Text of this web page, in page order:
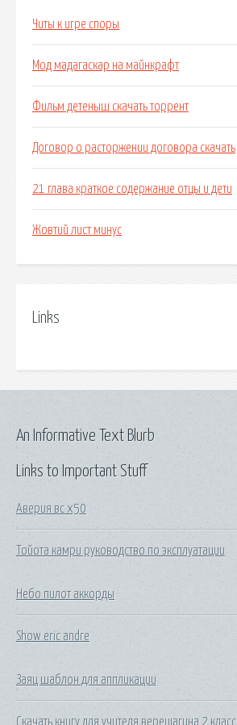
Читы к игре споры
Мод мадагаскар на майнкрафт
Фильм детеныш скачать торрент
Договор о расторжении договора скачать
21 глава краткое содержание отцы и дети
Жовтий лист минус
Links
Links to Important Stuff
Аверия вс х50
Тойота камри руководство по эксплуатации
Небо пилот аккорды
Show eric andre
Заяц шаблон для аппликации
Скачать книгу для учителя верещагина 2 класс
An Informative Text Blurb